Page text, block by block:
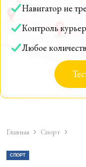
Навигатор не
Контроль
Любое
Главная Спорт
СПОРТ